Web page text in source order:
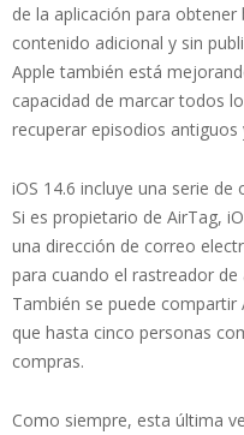
de la aplicación para
contenido adicional y sin
Apple también está
capacidad de marcar todos
recuperar episodios antiguos
iOS 14.6 incluye una serie
Si es propietario de AirTag,
una dirección de correo
para cuando el rastreador
También se puede
que hasta cinco personas
compras.
Como siempre, esta última